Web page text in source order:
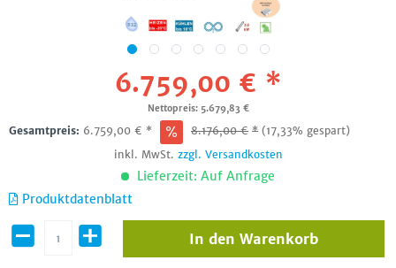
6.759,00 € *
Nettopreis: 5.679,83 €
Gesamtpreis: 6.759,00 € * 8.176,00€ * (17,33% gespart)
inkl. MwSt. zzgl. Versandkosten
Lieferzeit: Auf Anfrage
Produktdatenblatt
In den Warenkorb